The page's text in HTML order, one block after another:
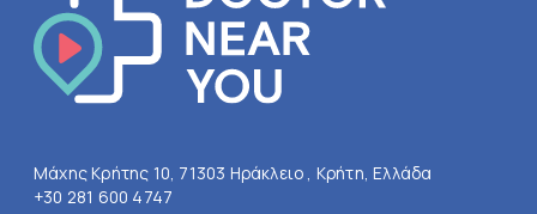
Μάχης Κρήτης 10, 71303 Ηράκλειο , Κρήτη, Ελλάδα
+30 281 600 4747